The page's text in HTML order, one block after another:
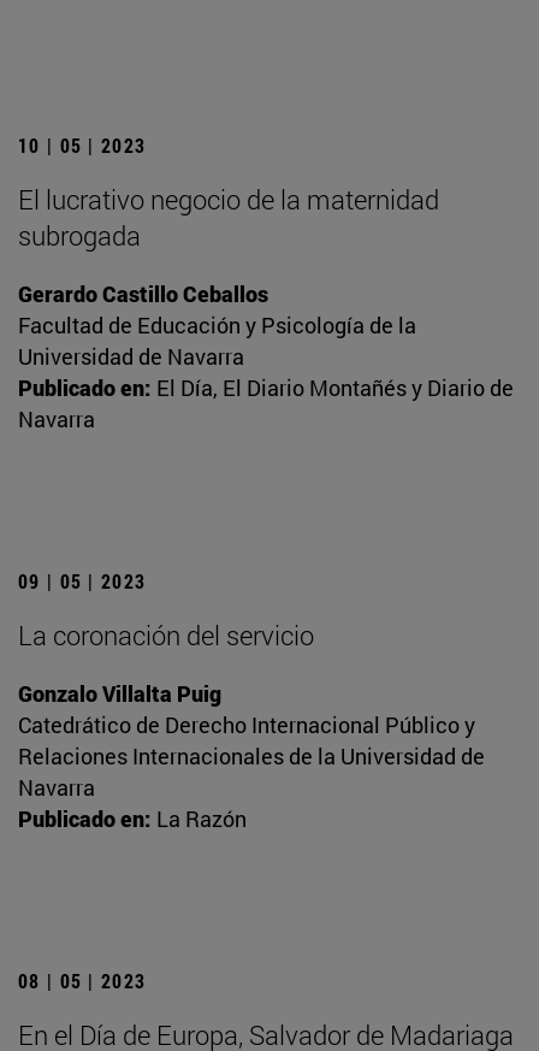
10 | 05 | 2023
El lucrativo negocio de la maternidad
subrogada
Gerardo Castillo Ceballos
Facultad de Educación y Psicología de la
Universidad de Navarra
Publicado en: El Día, El Diario Montañés y Diario de
Navarra
09 | 05 | 2023
La coronación del servicio
Gonzalo Villalta Puig
Catedrático de Derecho Internacional Público y
Relaciones Internacionales de la Universidad de
Navarra
Publicado en: La Razón
08 | 05 | 2023
En el Día de Europa, Salvador de Madariaga